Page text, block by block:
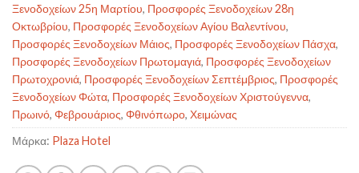
Ξενοδοχείων 25η Μαρτίου, Προσφορές Ξενοδοχείων 28η
Οκτωβρίου, Προσφορές Ξενοδοχείων Αγίου Βαλεντίνου,
Προσφορές Ξενοδοχείων Μάιος, Προσφορές Ξενοδοχείων Πάσχα,
Προσφορές Ξενοδοχείων Πρωτομαγιά, Προσφορές Ξενοδοχείων
Πρωτοχρονιά, Προσφορές Ξενοδοχείων Σεπτέμβριος, Προσφορές
Ξενοδοχείων Φώτα, Προσφορές Ξενοδοχείων Χριστούγεννα,
Πρωινό, Φεβρουάριος, Φθινόπωρο, Χειμώνας
Μάρκα: Plaza Hotel